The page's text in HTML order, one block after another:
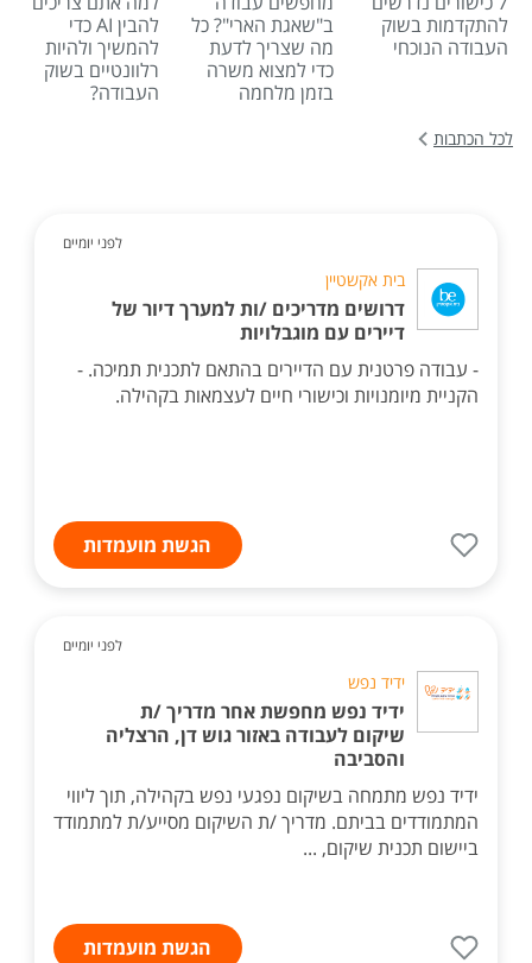
להתקדמות בשוק
העבודה הנוכחי
ב"שאגת הארי"? כל
מה שצריך לדעת
כדי למצוא משרה
בזמן מלחמה
להבין AI כדי
להמשיך ולהיות
רלוונטיים בשוק
העבודה?
לכל הכתבות
לפני יומיים
בית אקשטיין
דרושים מדריכים /ות למערך דיור של
דיירים עם מוגבלויות
- עבודה פרטנית עם הדיירים בהתאם לתכנית תמיכה. -
הקניית מיומנויות וכישורי חיים לעצמאות בקהילה.
הגשת מועמדות
לפני יומיים
ידיד נפש
ידיד נפש מחפשת אחר מדריך /ת
שיקום לעבודה באזור גוש דן, הרצליה
והסביבה
ידיד נפש מתמחה בשיקום נפגעי נפש בקהילה, תוך ליווי
המתמודדים בביתם. מדריך /ת השיקום מסייע/ת למתמודד
ביישום תכנית שיקום, ...
הגשת מועמדות